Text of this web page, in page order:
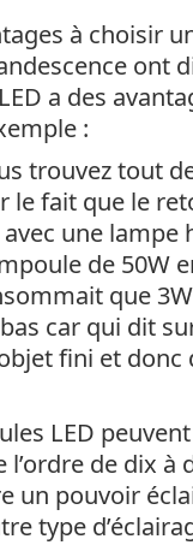
à choisir
ont
a des
:
trouvez tout
le fait que le
une lampe
de 50W
que
car qui dit
fini et
LED
de dix à
un pouvoir
type